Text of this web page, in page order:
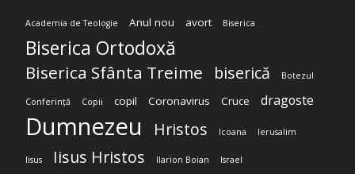
Academia de Teologie Anul nou avort Biserica
Biserica Ortodoxă
Biserica Sfânta Treime biserică Botezul
Conferință Copii copil Coronavirus Cruce dragoste
Dumnezeu Hristos Icoana Ierusalim
Iisus Iisus Hristos Ilarion Boian Israel